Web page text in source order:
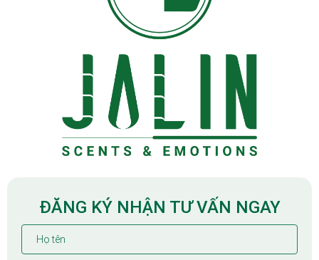
ĐĂNG KÝ NHẬN TƯ VẤN NGAY